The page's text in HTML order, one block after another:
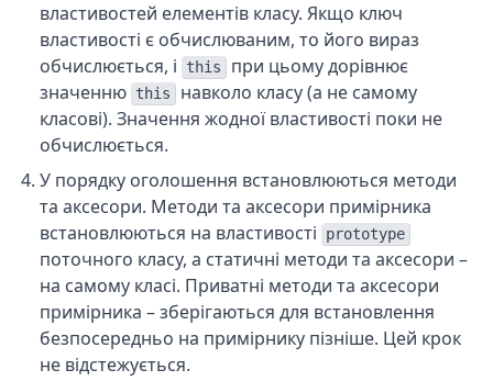
властивостей елементів класу. Якщо ключ
властивості є обчислюваним, то його вираз
обчислюється, і
this
при цьому дорівнює
значенню this
навколо класу (а не самому
класові). Значення жодної властивості поки не
обчислюється.
У порядку оголошення встановлюються методи
та аксесори. Методи та аксесори примірника
встановлюються на властивості
prototype
поточного класу, а статичні методи та аксесори –
на самому класі. Приватні методи та аксесори
примірника – зберігаються для встановлення
безпосередньо на примірнику пізніше. Цей крок
не відстежується.